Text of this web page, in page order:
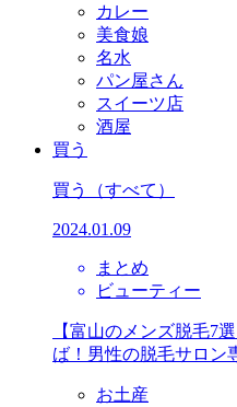
カレー
美食娘
名水
パン屋さん
スイーツ店
酒屋
買う
買う （すべて）
2024.01.09
まとめ
ビューティー
【富山のメンズ脱毛7
ば！男性の脱毛サロン
お土産